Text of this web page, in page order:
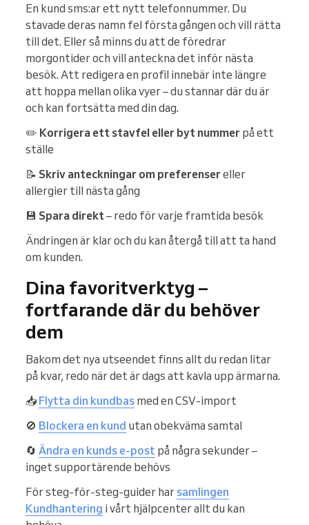
En kund sms:ar ett nytt telefonnummer. Du
stavade deras namn fel första gången och vill rätta
till det. Eller så minns du att de föredrar
morgontider och vill anteckna det inför nästa
besök. Att redigera en profil innebär inte längre
att hoppa mellan olika vyer – du stannar där du är
och kan fortsätta med din dag.
✏️ Korrigera ett stavfel eller byt nummer på ett
ställe
📝 Skriv anteckningar om preferensereller
allergier till nästa gång
💾 Spara direkt – redo för varje framtida besök
Ändringen är klar och du kan återgå till att ta hand
om kunden.
Dina favoritverktyg –
fortfarande där du behöver
dem
Bakom det nya utseendet finns allt du redan litar
på kvar, redo när det är dags att kavla upp ärmarna.
📥 Flytta din kundbas med en CSV-import
🚫 Blockera en kund utan obekväma samtal
🔄 Ändra en kunds e-post på några sekunder –
inget supportärende behövs
För steg-för-steg-guider har samlingen
Kundhantering i vårt hjälpcenter allt du kan